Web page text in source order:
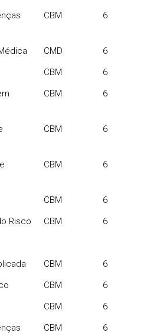
CBM 6
CMD 6
CBM 6
CBM 6
CBM 6
CBM 6
CBM 6
Risco CBM
6
CBM 6
CBM 6
CBM 6
CBM 6